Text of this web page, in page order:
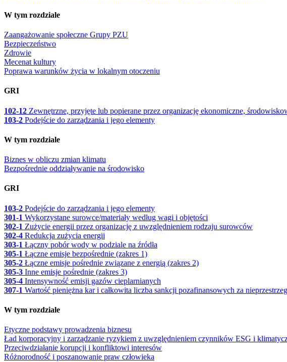
W tym rozdziale
Zaangażowanie społeczne Grupy PZU
Bezpieczeństwo
Zdrowie
Mecenat kultury
Poprawa warunków życia w lokalnym otoczeniu
GRI
102-12 Zewnętrzne, przyjęte lub popierane przez organizację ekonomiczne,
103-2 Podejście do zarządzania i jego elementy
W tym rozdziale
Biznes w obliczu zmian klimatu
Bezpośrednie oddziaływanie na środowisko
GRI
103-2 Podejście do zarządzania i jego elementy
301-1 Wykorzystane surowce/materiały według wagi i objętości
302-1 Zużycie energii przez organizację z uwzględnieniem rodzaju surowców
302-4 Redukcja zużycia energii
303-1 Łączny pobór wody w podziale na źródła
305-1 Łączne emisje bezpośrednie (zakres 1)
305-2 Łączne emisje pośrednie związane z energią (zakres 2)
305-3 Inne emisje pośrednie (zakres 3)
305-4 Intensywność emisji gazów cieplarnianych
307-1 Wartość pieniężna kar i całkowita liczba sankcji pozafinansowych za
W tym rozdziale
Etyczne podstawy prowadzenia biznesu
Ład korporacyjny i zarządzanie ryzykiem z uwzględnieniem czynników ESG i
Przeciwdziałanie korupcji i konfliktowi interesów
Różnorodność i poszanowanie praw człowieka